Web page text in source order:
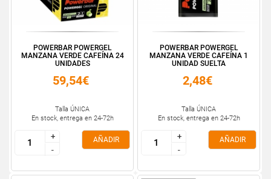
POWERBAR POWERGEL
MANZANA VERDE CAFEÍNA 24
UNIDADES
59,54€
Talla ÚNICA
En stock, entrega en 24-72h
+
-
+
-
AÑADIR
POWERBAR POWERGEL
MANZANA VERDE CAFEÍNA 1
UNIDAD SUELTA
2,48€
Talla ÚNICA
En stock, entrega en 24-72h
+
-
+
-
AÑADIR